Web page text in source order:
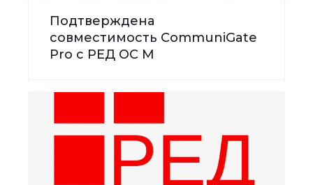
Подтверждена
совместимость CommuniGate
Pro с РЕД ОС М